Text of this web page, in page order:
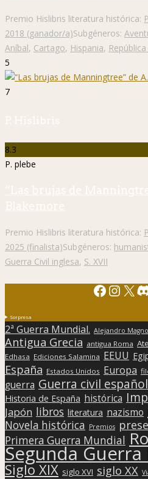
Premio Hislibris literatura histórica:
2018 (ganador/a)Subgéneros:
Aníbal, Cartago, Hispania,
5
7
P. Hislibris
8.3
P. plebe
“Las brujas de
Blakemore
Premio Hislibris literatura histórica:
2025 (finalista)Subgéneros:
Guerra Civil inglesa, S. XVII
X
Sorpresa
2ª Guerra Mundial. Alejandro Magno
Antigua Grecia antigua Roma
Edhasa Ediciones Salamina EEUU
España Estados Unidos Europa
guerra Guerra civil
Historia de España histórica
Japón libros literatura nazismo
Novela histórica Premios
Primera Guerra Mundial
Segunda
Siglo XIX siglo XVI siglo XX